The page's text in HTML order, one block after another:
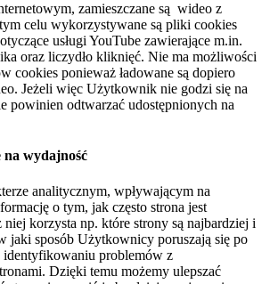
zamieszczane są wideo z
celu wykorzystywane są pliki cookies
usługi YouTube zawierające m.in.
oraz liczydło kliknięć. Nie ma możliwości
cookies ponieważ ładowane są dopiero
Jeżeli więc Użytkownik nie godzi się na
powinien odtwarzać udostępnionych na
na wydajność
analitycznym, wpływającym na
o tym, jak często strona jest
korzysta np. które strony są najbardziej i
jaki sposób Użytkownicy poruszają się po
identyfikowaniu problemów z
Dzięki temu możemy ulepszać